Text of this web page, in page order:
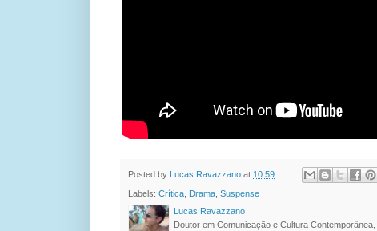
Posted by Lucas Ravazzano at 10:59
Labels: Crítica Drama Suspense
Lucas Ravazzano
Doutor em Comunicação e Cultura